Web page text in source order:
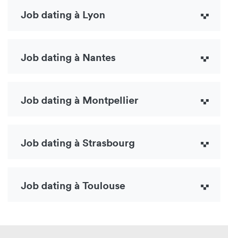
Job dating à Lyon
Job dating à Nantes
Job dating à Montpellier
Job dating à Strasbourg
Job dating à Toulouse